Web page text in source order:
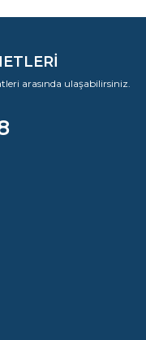
arasında ulaşabilirsiniz.